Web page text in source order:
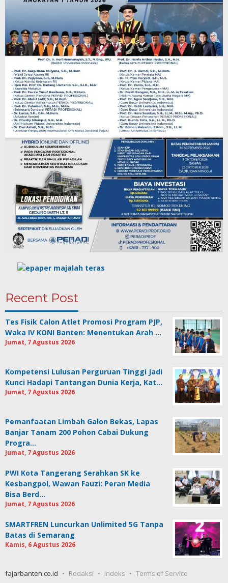
Recent Post
Tes Fisik Calon Atlet Promosi Program PJP,
Waka IV KONI Banten: Menentukan Arah …
Jumat, 7 Agustus 2026
Kompetensi Lulusan Perguruan Tinggi Jadi
Kunci Hadapi Tantangan Dunia Kerja, Kat…
Jumat, 7 Agustus 2026
Pemanfaatan Limbah Galon Bekas, Lapas
Banjar Tanam 200 Pohon Cabai Dukung
Progra…
Jumat, 7 Agustus 2026
PWI Kota Tangerang Serahkan SK ke
Kesbangpol, Wawan Fauzi: Peran Media
Bisa Berd…
Jumat, 7 Agustus 2026
SMARTFREN Luncurkan Unlimited 5G Tanpa
Batas di Semarang
Kamis, 6 Agustus 2026
fajarbanten.co.id Redaksi Indeks Terms of Service